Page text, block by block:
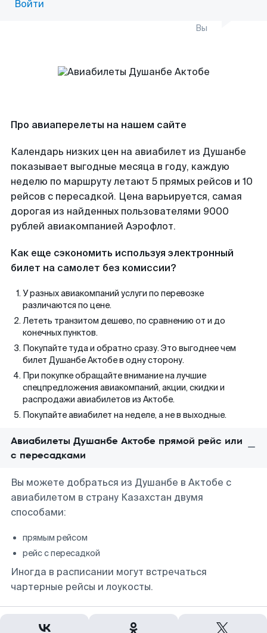
Войти
Вы
Про авиаперелеты на нашем сайте
Календарь низких цен на авиабилет из Душанбе
показывает выгодные месяца в году, каждую
неделю по маршруту летают 5 прямых рейсов и 10
рейсов с пересадкой. Цена варьируется, самая
дорогая из найденных пользователями 9000
рублей авиакомпанией Аэрофлот.
Как еще сэкономить используя электронный
билет на самолет без комиссии?
У разных авиакомпаний услуги по перевозке
различаются по цене.
Лететь транзитом дешево, по сравнению от и до
конечных пунктов.
Покупайте туда и обратно сразу. Это выгоднее чем
билет Душанбе Актобе в одну сторону.
При покупке обращайте внимание на лучшие
спецпредложения авиакомпаний, акции, скидки и
распродажи авиабилетов из Актобе.
Покупайте авиабилет на неделе, а не в выходные.
Авиабилеты Душанбе Актобе прямой рейс или
с пересадками
Вы можете добраться из Душанбе в Актобе с
авиабилетом в страну Казахстан двумя
способами:
прямым рейсом
рейс с пересадкой
Иногда в расписании могут встречаться
чартерные рейсы и лоукосты.